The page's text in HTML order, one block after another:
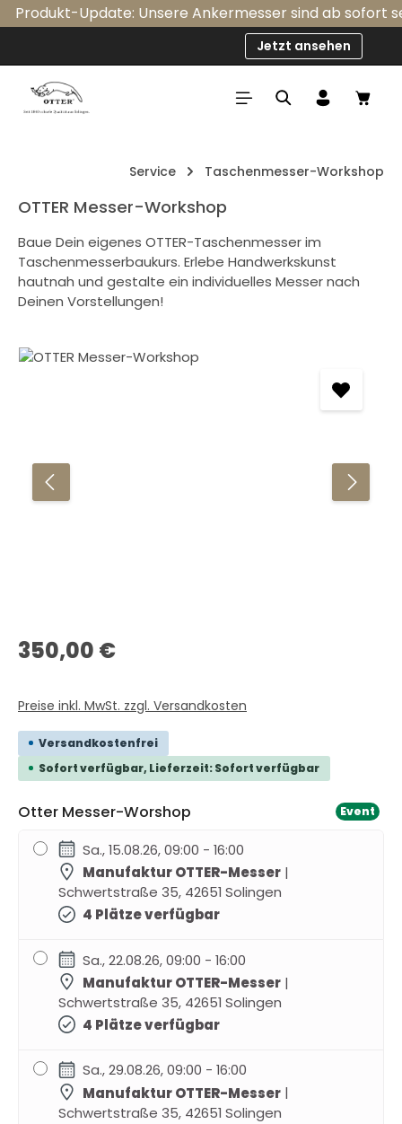
Zum Hauptinhalt springen
Produkt-Update: Unsere Ankermesser sind ab sofort
Jetzt ansehen
Service Taschenmesser-Workshop
OTTER Messer-Workshop
Baue Dein eigenes OTTER-Taschenmesser im
Taschenmesserbaukurs. Erlebe Handwerkskunst
hautnah und gestalte ein individuelles Messer nach
Deinen Vorstellungen!
Bildergalerie überspringen
Regulärer Preis:
350,00 €
Preise inkl. MwSt. zzgl. Versandkosten
Versandkostenfrei
Sofort verfügbar, Lieferzeit: Sofort verfügbar
Otter Messer-Worshop Event
Sa., 15.08.26, 09:00 - 16:00
Manufaktur OTTER-Messer |
Schwertstraße 35, 42651 Solingen
4 Plätze verfügbar
Sa., 22.08.26, 09:00 - 16:00
Manufaktur OTTER-Messer |
Schwertstraße 35, 42651 Solingen
4 Plätze verfügbar
Sa., 29.08.26, 09:00 - 16:00
Manufaktur OTTER-Messer |
Schwertstraße 35, 42651 Solingen